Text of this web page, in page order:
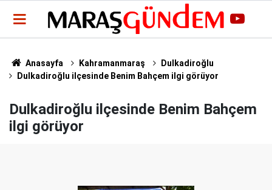
Anasayfa Kahramanmaraş
Dulkadiroğlu
Dulkadiroğlu ilçesinde Benim Bahçem ilgi görüyor
Dulkadiroğlu ilçesinde Benim Bahçem
ilgi görüyor